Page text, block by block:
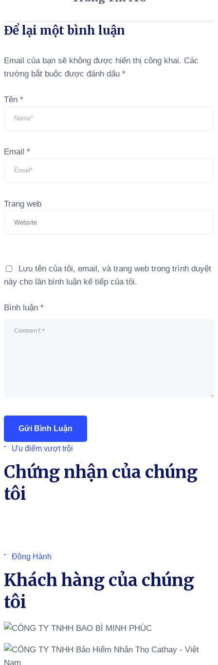
Để lại một bình luận
Email của bạn sẽ không được hiển thị công khai. Các
trường bắt buộc được đánh dấu *
Tên *
Email *
Trang web
Lưu tên của tôi, email, và trang web trong trình duyệt
này cho lần bình luận kế tiếp của tôi.
Bình luận *
Ưu điểm vượt trội
Chứng nhận của chúng
tôi
Đồng Hành
Khách hàng của chúng
tôi